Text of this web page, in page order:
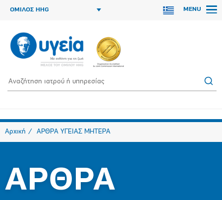
ΟΜΙΛΟΣ HHG MENU
Αρχική ΑΡΘΡΑ ΥΓΕΙΑΣ ΜΗΤΕΡΑ
ΑΡΘΡΑ